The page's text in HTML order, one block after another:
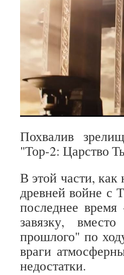
Похвалив
"Тор-2: Царство
В этой части, как
древней войне с
последнее
завязку,
прошлого" по
враги
недостатки.